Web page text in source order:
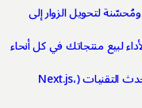
لتحويل الزوار إلى
لبيع منتجاتك في كل أنحاء
تطبيقات ويب وموبايل بأحدث التقنيات (Next.js،